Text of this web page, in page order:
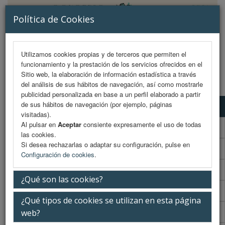
Política de Cookies
Utilizamos cookies propias y de terceros que permiten el
funcionamiento y la prestación de los servicios ofrecidos en el
Sitio web, la elaboración de información estadística a través
del análisis de sus hábitos de navegación, así como mostrarle
publicidad personalizada en base a un perfil elaborado a partir
de sus hábitos de navegación (por ejemplo, páginas
visitadas).
Al pulsar en Aceptar consiente expresamente el uso de todas
las cookies.
Si desea rechazarlas o adaptar su configuración, pulse en
Configuración de cookies.
¿Qué son las cookies?
¿Qué tipos de cookies se utilizan en esta página
web?
MENU
Programa científico
Programa científico (PDF)
Cronograma Programa científico
Programa enfermería
Cronograma Programa enfermería
Normativa comunicaciones